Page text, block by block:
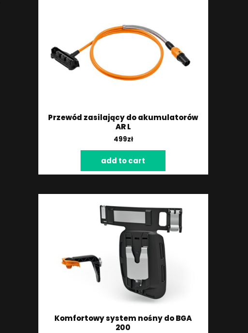
Przewód zasilający do akumulatorów
AR L
499zł
add to cart
Komfortowy system nośny do BGA
200